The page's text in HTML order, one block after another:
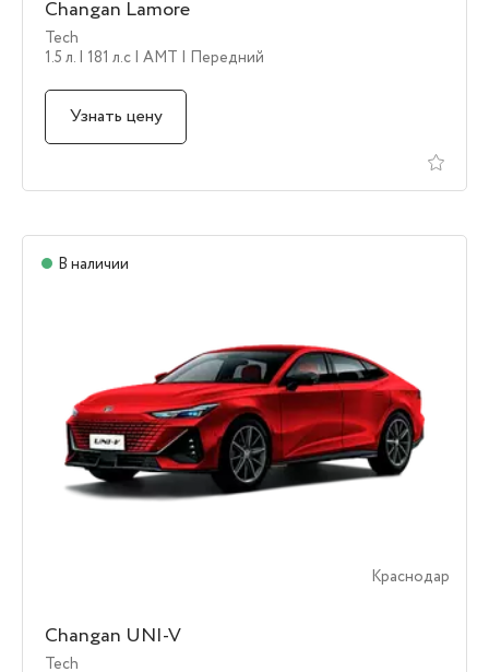
Changan Lamore
Tech
1.5 л. | 181 л.c | AMT | Передний
Узнать цену
В наличии
Краснодар
Changan UNI-V
Tech